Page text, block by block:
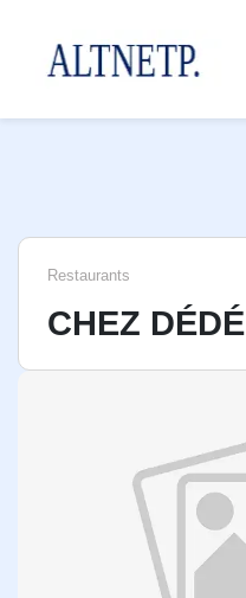
Restaurants
CHEZ DÉDÉ